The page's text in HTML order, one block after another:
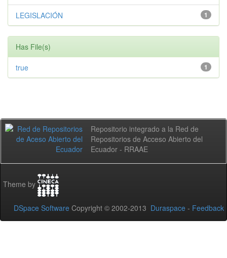
1
LEGISLACIÓN
Has File(s)
1
true
Repositorio integrado a la Red de
Repositorios de Acceso Abierto del
Ecuador - RRAAE
Theme by
DSpace Software Copyright © 2002-2013 Duraspace - Feedback